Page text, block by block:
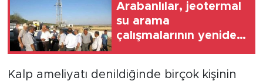
Arabanlılar, jeotermal
su arama
çalışmalarının yeniden
Kalp ameliyatı denildiğinde birçok kişinin